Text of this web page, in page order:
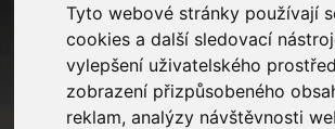
Tyto webové stránky používají
cookies a další sledovací
vylepšení uživatelského
zobrazení přizpůsobeného
reklam, analýzy návštěvnosti